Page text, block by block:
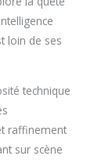
loin de ses
technique
raffinement
sur scène